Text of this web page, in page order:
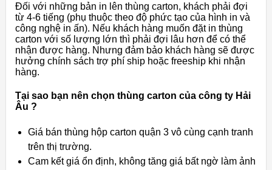
Đối với những bản in lên thùng carton, khách phải đợi
từ 4-6 tiếng (phụ thuộc theo độ phức tạo của hình in và
công nghệ in ấn). Nếu khách hàng muốn đặt in thùng
carton với số lượng lớn thì phải đợi lâu hơn để có thể
nhận được hàng. Nhưng đảm bảo khách hàng sẽ được
hưởng chính sách trợ phí ship hoặc freeship khi nhận
hàng.
Tại sao bạn nên chọn thùng carton của công ty Hải
Âu ?
Giá bán thùng hộp carton quận 3 vô cùng cạnh tranh
trên thị trường.
Cam kết giá ổn định, không tăng giá bất ngờ làm ảnh